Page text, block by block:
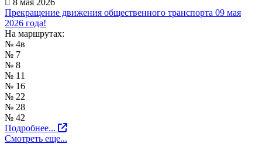
Прекращение движения общественного транспорта 09 мая
2026 года!
На маршрутах:
№ 4в
№ 7
№ 8
№ 11
№ 16
№ 22
№ 28
№ 42
Подробнее...
Смотреть еще...